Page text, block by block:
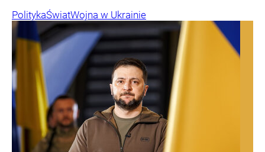
PolitykaŚwiatWojna w Ukrainie